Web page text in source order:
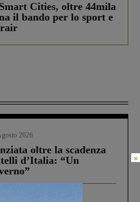
Cities, oltre 44mila
il bando per lo sport e
2026
oltre la scadenza
d’Italia: “Un
×